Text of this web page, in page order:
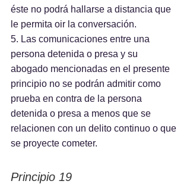
éste no podrá hallarse a distancia que
le permita oir la conversación.
5. Las comunicaciones entre una
persona detenida o presa y su
abogado mencionadas en el presente
principio no se podrán admitir como
prueba en contra de la persona
detenida o presa a menos que se
relacionen con un delito continuo o que
se proyecte cometer.
Principio 19